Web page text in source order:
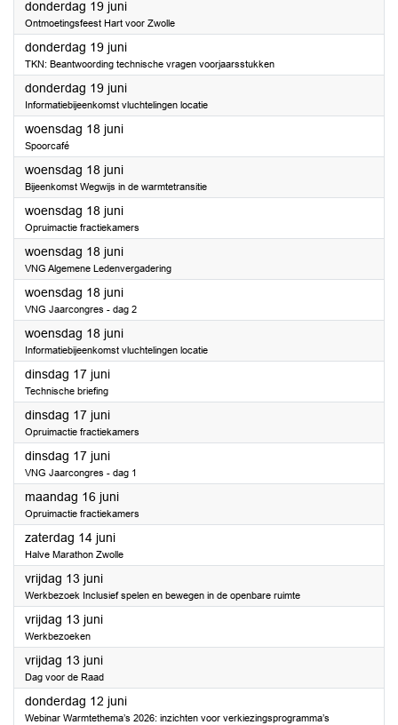
donderdag 19 juni2025
Ontmoetingsfeest Hart voor Zwolle
donderdag 19 juni2025
TKN: Beantwoording technische vragen voorjaarsstukken
donderdag 19 juni2025
Informatiebijeenkomst vluchtelingen locatie
woensdag 18 juni2025
Spoorcafé
woensdag 18 juni2025
Bijeenkomst Wegwijs in de warmtetransitie
woensdag 18 juni2025
Opruimactie fractiekamers
woensdag 18 juni2025
VNG Algemene Ledenvergadering
woensdag 18 juni2025
VNG Jaarcongres - dag 2
woensdag 18 juni2025
Informatiebijeenkomst vluchtelingen locatie
dinsdag 17 juni2025
Technische briefing
dinsdag 17 juni2025
Opruimactie fractiekamers
dinsdag 17 juni2025
VNG Jaarcongres - dag 1
maandag 16 juni2025
Opruimactie fractiekamers
zaterdag 14 juni2025
Halve Marathon Zwolle
vrijdag 13 juni2025
Werkbezoek Inclusief spelen en bewegen in de openbare ruimte
vrijdag 13 juni2025
Werkbezoeken
vrijdag 13 juni2025
Dag voor de Raad
donderdag 12 juni2025
Webinar Warmtethema’s 2026: inzichten voor verkiezingsprogramma’s